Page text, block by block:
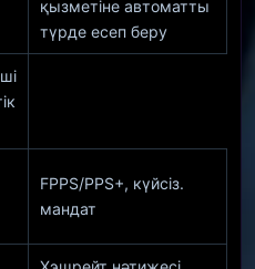
қызметіне автоматты
түрде есеп беру
FPPS/PPS+, күйсіз.
мандат